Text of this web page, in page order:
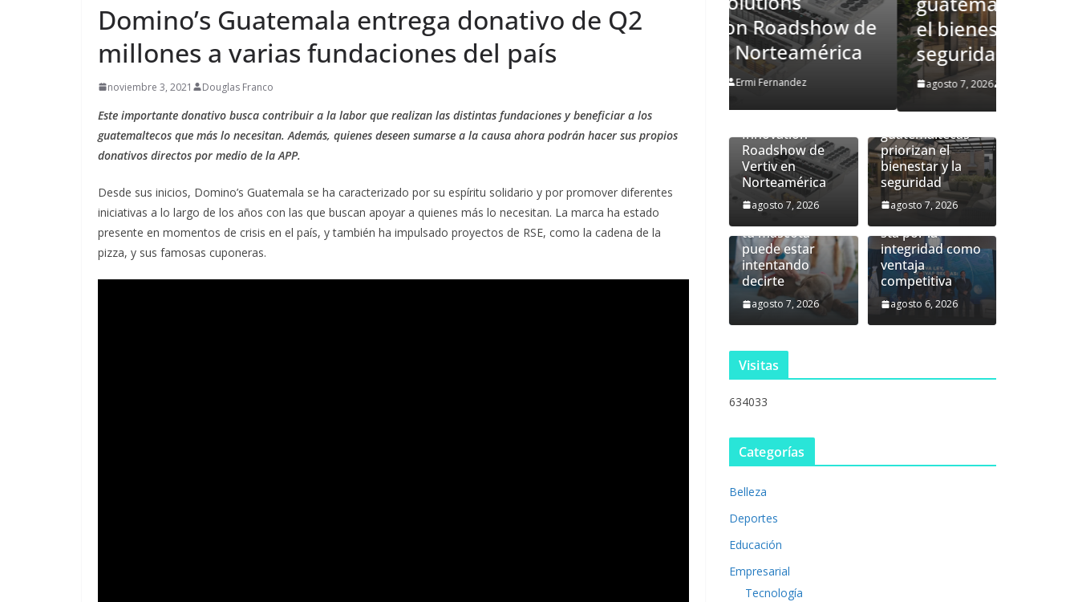
Domino’s Guatemala entrega donativo de Q2
millones a varias fundaciones del país
noviembre 3, 2021 Douglas Franco
Este importante donativo busca contribuir a la labor que realizan las distintas fundaciones y beneficiar a los
guatemaltecos que más lo necesitan. Además, quienes deseen sumarse a la causa ahora podrán hacer sus propios
donativos directos por medio de la APP.
Desde sus inicios, Domino’s Guatemala se ha caracterizado por su espíritu solidario y por promover diferentes
iniciativas a lo largo de los años con las que buscan apoyar a quienes más lo necesitan. La marca ha estado
presente en momentos de crisis en el país, y también ha impulsado proyectos de RSE, como la cadena de la
pizza, y sus famosas cuponeras.
la integridad como
ventaja competitiva
agosto 6, 2026
Innovation Roadshow de
Vertiv en Norteamérica
el bienestar y la
seguridad
agosto 7, 2026
prediseñada de
Vertiv™360AI
para
computación de
alto rendimiento
se presentará
Innovation
Roadshow de
Vertiv en
Norteamérica
agosto 7, 2026
Un hogar más
allá del
guatemaltecas
priorizan el
bienestar y la
seguridad
agosto 7, 2026
Lo que la piel de
tu mascota
puede estar
intentando
decirte
agosto 7, 2026
Nueva ley de
prevención de
lavado:
Guatemala apue
sta por la
integridad como
ventaja
competitiva
agosto 6, 2026
Visitas
634033
Categorías
Belleza
Deportes
Educación
Empresarial
Tecnología